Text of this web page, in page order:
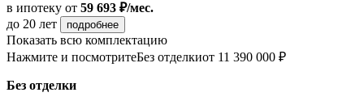
в ипотеку от 59 693 ₽/мес.
до 20 лет
подробнее
Показать всю комплектацию
Нажмите и посмотритеБез отделкиот 11 390 000 ₽
Без отделки